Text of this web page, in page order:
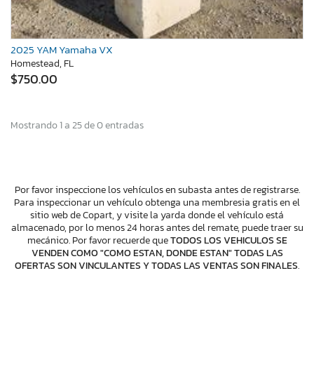
2025 YAM Yamaha VX
Homestead, FL
$750.00
Mostrando 1 a 25 de 0 entradas
Por favor inspeccione los vehículos en subasta antes de registrarse.
Para inspeccionar un vehículo obtenga una membresia gratis en el
sitio web de Copart, y visite la yarda donde el vehículo está
almacenado, por lo menos 24 horas antes del remate, puede traer su
mecánico. Por favor recuerde queTODOS LOS VEHICULOS SE
VENDEN COMO "COMO ESTAN, DONDE ESTAN" TODAS LAS
OFERTAS SON VINCULANTES Y TODAS LAS VENTAS SON FINALES.